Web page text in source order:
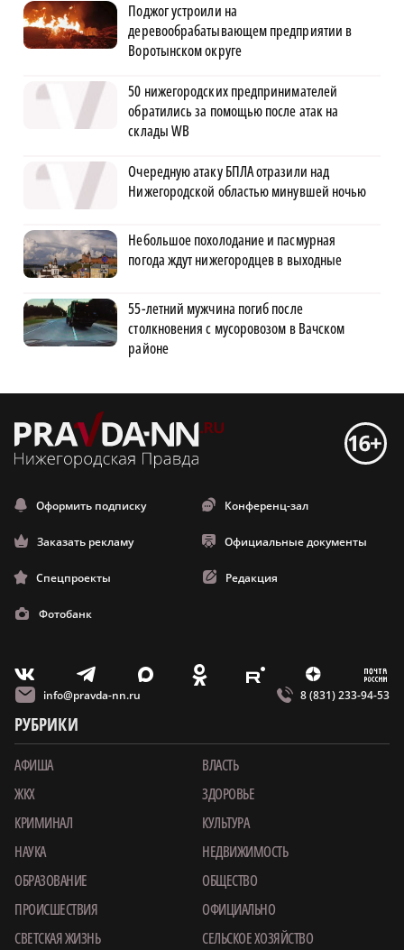
Поджог устроили на
деревообрабатывающем предприятии в
Воротынском округе
50 нижегородских предпринимателей
обратились за помощью после атак на
склады WB
Очередную атаку БПЛА отразили над
Нижегородской областью минувшей ночью
Небольшое похолодание и пасмурная
погода ждут нижегородцев в выходные
55-летний мужчина погиб после
столкновения с мусоровозом в Вачском
районе
Оформить подписку Конференц-зал
Заказать рекламу Официальные документы
Спецпроекты Редакция
Фотобанк
V T X O E Z m
info@pravda-nn.ru 8 (831) 233-94-53
РУБРИКИ
АФИША
ВЛАСТЬ
ЖКХ
ЗДОРОВЬЕ
КРИМИНАЛ
КУЛЬТУРА
НАУКА
НЕДВИЖИМОСТЬ
ОБРАЗОВАНИЕ
ОБЩЕСТВО
ПРОИСШЕСТВИЯ
ОФИЦИАЛЬНО
СВЕТСКАЯ ЖИЗНЬ
СЕЛЬСКОЕ ХОЗЯЙСТВО